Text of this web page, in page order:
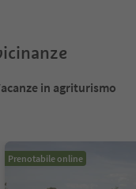
in agriturismo
Prenotabile online